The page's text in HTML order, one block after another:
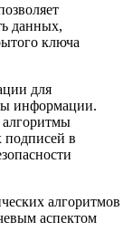
данных,
ключа
для
информации.
алгоритмы
в
алгоритмов
аспектом